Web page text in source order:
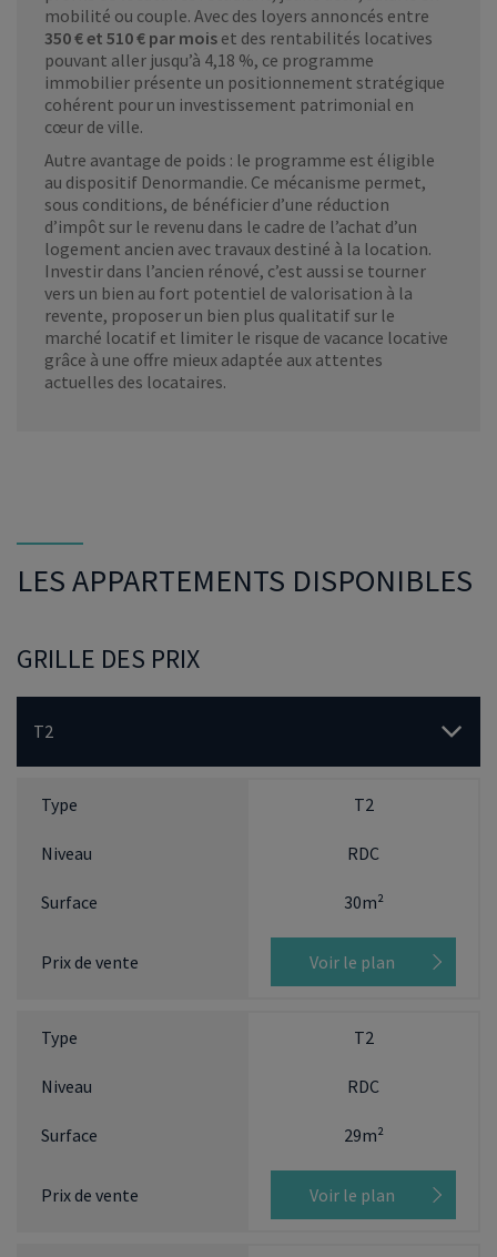
mobilité ou couple. Avec des loyers annoncés entre
350 € et 510 € par mois et des rentabilités locatives
pouvant aller jusqu’à 4,18 %, ce programme
immobilier présente un positionnement stratégique
cohérent pour un investissement patrimonial en
cœur de ville.
Autre avantage de poids : le programme est éligible
au dispositif Denormandie. Ce mécanisme permet,
sous conditions, de bénéficier d’une réduction
d’impôt sur le revenu dans le cadre de l’achat d’un
logement ancien avec travaux destiné à la location.
Investir dans l’ancien rénové, c’est aussi se tourner
vers un bien au fort potentiel de valorisation à la
revente, proposer un bien plus qualitatif sur le
marché locatif et limiter le risque de vacance locative
grâce à une offre mieux adaptée aux attentes
actuelles des locataires.
LES APPARTEMENTS DISPONIBLES
GRILLE DES PRIX
T2
T2
RDC
30m²
Voir le plan
T2
RDC
29m²
Voir le plan